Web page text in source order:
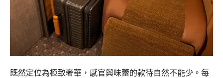
既然定位為極致奢華，感官與味蕾的款待自然不能少。每